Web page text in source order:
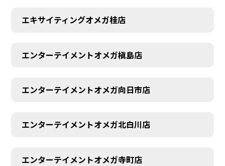
エキサイティングオメガ桂店
エンターテイメントオメガ槇島店
エンターテイメントオメガ向日市店
エンターテイメントオメガ北白川店
エンターテイメントオメガ寺町店